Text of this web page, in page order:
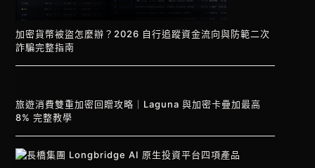
加密貨幣被盜怎麼辦？2026 自行追蹤資金流向與防範二次
詐騙完整指南
旅遊消費雙重加密回贈攻略｜Laguna 與加密卡疊加最高
8% 完整教學